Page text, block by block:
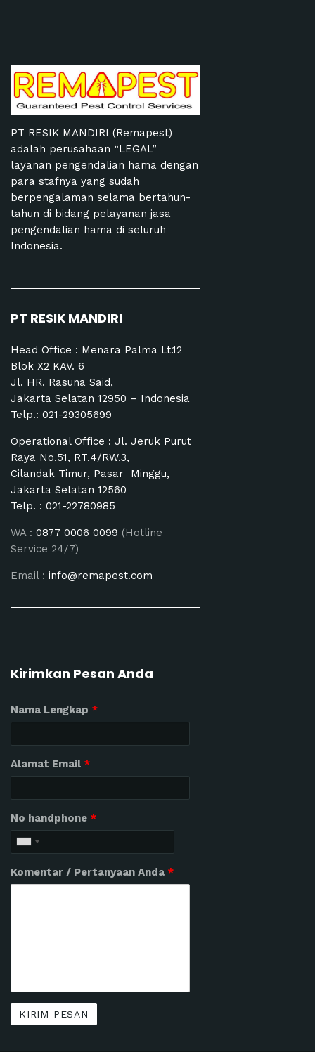
PT RESIK MANDIRI (Remapest)
adalah perusahaan “LEGAL”
layanan pengendalian hama dengan
para stafnya yang sudah
berpengalaman selama bertahun-
tahun di bidang pelayanan jasa
pengendalian hama di seluruh
Indonesia.
PT RESIK MANDIRI
Head Office : Menara Palma Lt.12
Blok X2 KAV. 6
Jl. HR. Rasuna Said,
Jakarta Selatan 12950 – Indonesia
Telp.: 021-29305699
Operational Office : Jl. Jeruk Purut
Raya No.51, RT.4/RW.3,
Cilandak Timur, Pasar Minggu,
Jakarta Selatan 12560
Telp. : 021-22780985
WA : 0877 0006 0099 (Hotline
Service 24/7)
Email : info@remapest.com
Kirimkan Pesan Anda
Nama Lengkap *
Alamat Email *
No handphone *
Komentar / Pertanyaan Anda *